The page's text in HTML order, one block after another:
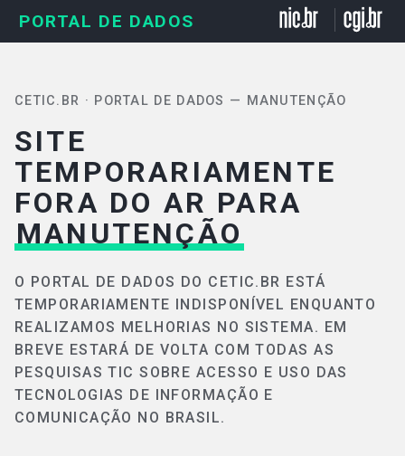
PORTAL DE DADOS
CETIC.BR · PORTAL DE DADOS — MANUTENÇÃO
SITE
TEMPORARIAMENTE
FORA DO AR PARA
MANUTENÇÃO
O PORTAL DE DADOS DO CETIC.BR ESTÁ
TEMPORARIAMENTE INDISPONÍVEL ENQUANTO
REALIZAMOS MELHORIAS NO SISTEMA. EM
BREVE ESTARÁ DE VOLTA COM TODAS AS
PESQUISAS TIC SOBRE ACESSO E USO DAS
TECNOLOGIAS DE INFORMAÇÃO E
COMUNICAÇÃO NO BRASIL.